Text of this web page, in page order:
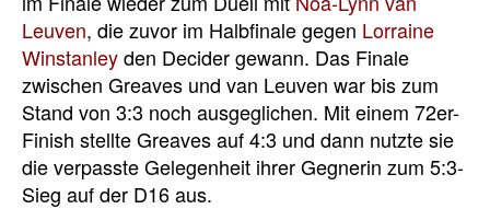
Leuven, die zuvor im Halbfinale gegen Lorraine
Winstanleyden Decider gewann. Das Finale
zwischen Greaves und van Leuven war bis zum
Stand von 3:3 noch ausgeglichen. Mit einem 72er-
Finish stellte Greaves auf 4:3 und dann nutzte sie
die verpasste Gelegenheit ihrer Gegnerin zum 5:3-
Sieg auf der D16 aus.